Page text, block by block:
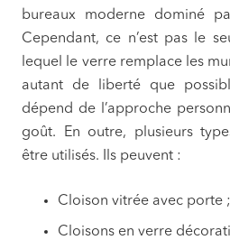
bureaux moderne dominé
Cependant, ce n’est pas le
lequel le verre remplace les
autant de liberté que
dépend de l’approche
goût. En outre, plusieurs
être utilisés. Ils peuvent :
Cloison vitrée avec porte ;
Cloisons en verre